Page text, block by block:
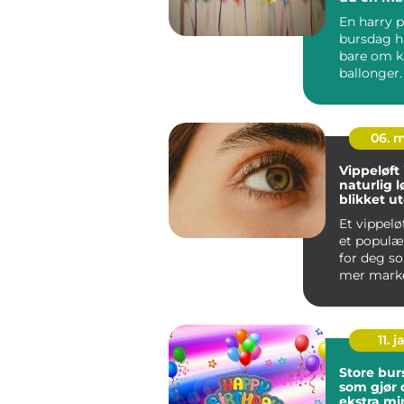
En harry
bursdag
bare om
det en...
06.
Vippeløft
naturlig
blikket
Et
et
for deg
mer
11.
Store
som gjør